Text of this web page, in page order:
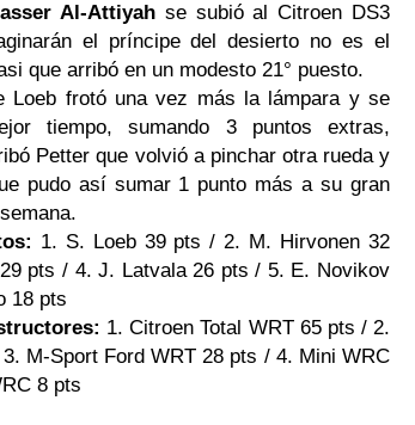
Al-Attiyah se subió al Citroen DS3
el príncipe del desierto no es el
que arribó en un modesto 21° puesto.
Loeb frotó una vez más la lámpara y se
tiempo, sumando 3 puntos extras,
Petter que volvió a pinchar otra rueda y
pudo así sumar 1 punto más a su gran
1. S. Loeb 39 pts / 2. M. Hirvonen 32
pts / 4. J. Latvala 26 pts / 5. E. Novikov
18 pts
1. Citroen Total WRT 65 pts / 2.
M-Sport Ford WRT 28 pts / 4. Mini WRC
8 pts